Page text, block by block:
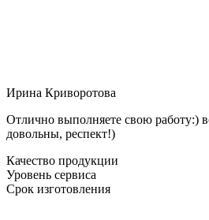
Ирина Криворотова
Отлично выполняете свою работу:)
довольны, респект!)
Качество продукции
Уровень сервиса
Срок изготовления